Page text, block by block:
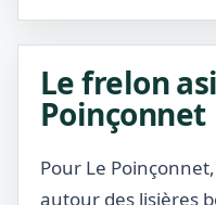
Le frelon
Poinçonnet
Pour Le
autour des lisières